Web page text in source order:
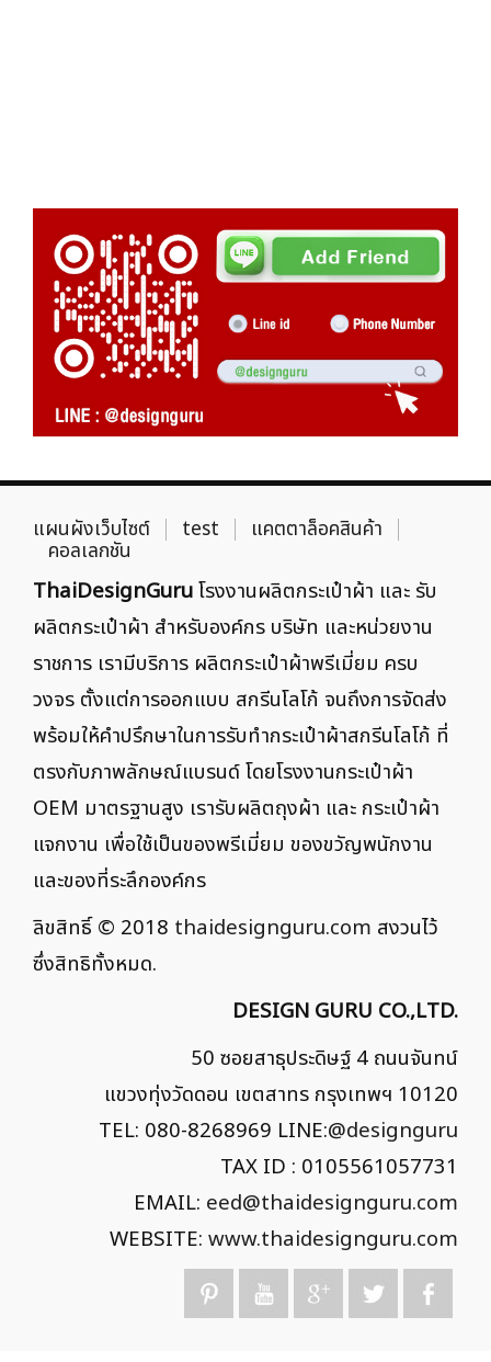
แผนผังเว็บไซต์ test แคตตาล็อคสินค้า
คอลเลกชัน
ThaiDesignGuruโรงงานผลิตกระเป๋าผ้า และ รับ
ผลิตกระเป๋าผ้า สำหรับองค์กร บริษัท และหน่วยงาน
ราชการ เรามีบริการ ผลิตกระเป๋าผ้าพรีเมี่ยม ครบ
วงจร ตั้งแต่การออกแบบ สกรีนโลโก้ จนถึงการจัดส่ง
พร้อมให้คำปรึกษาในการรับทำกระเป๋าผ้าสกรีนโลโก้ ที่
ตรงกับภาพลักษณ์แบรนด์ โดยโรงงานกระเป๋าผ้า
OEM มาตรฐานสูง เรารับผลิตถุงผ้า และ กระเป๋าผ้า
แจกงาน เพื่อใช้เป็นของพรีเมี่ยม ของขวัญพนักงาน
และของที่ระลึกองค์กร
ลิขสิทธิ์ © 2018 thaidesignguru.com สงวนไว้
ซึ่งสิทธิทั้งหมด.
DESIGN GURU CO.,LTD.
50 ซอยสาธุประดิษฐ์ 4 ถนนจันทน์
แขวงทุ่งวัดดอน เขตสาทร กรุงเทพฯ 10120
TEL: 080-8268969 LINE:@designguru
TAX ID : 0105561057731
EMAIL: eed@thaidesignguru.com
WEBSITE: www.thaidesignguru.com